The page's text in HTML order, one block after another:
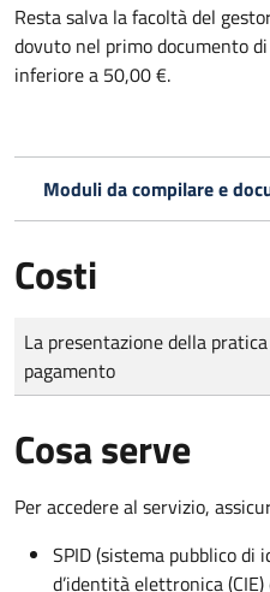
Resta salva la facoltà del
dovuto nel primo documento
inferiore a 50,00 €.
Moduli da compilare e
Costi
Tipo di pagamento
Importo
La presentazione della
pagamento
Cosa serve
Per accedere al servizio,
SPID (sistema pubblico
d’identità elettronica